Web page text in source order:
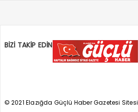
BİZİ TAKİP EDİN
© 2021 Elazığda Güçlü Haber Gazetesi Sitesi